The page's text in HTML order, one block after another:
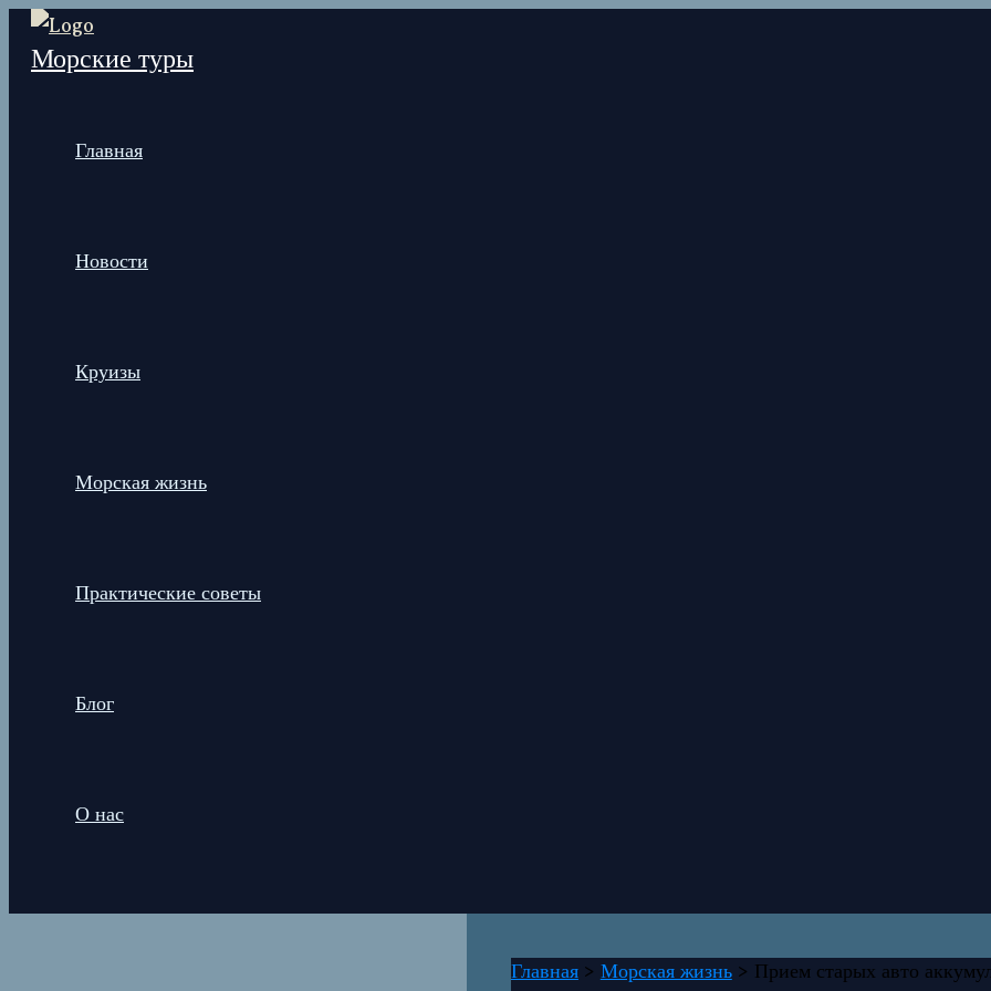
Перейти
Морские туры
Главная
Новости
Круизы
Морская жизнь
Практические советы
Блог
О нас
Главная Морская жизнь Прием старых авто